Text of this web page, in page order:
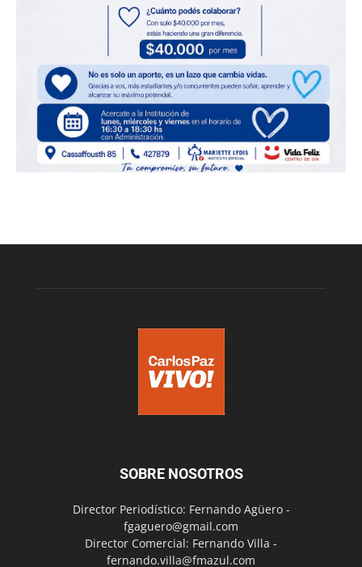
SOBRE NOSOTROS
Director Periodístico: Fernando Agüero -
fgaguero@gmail.com
Director Comercial: Fernando Villa -
fernando.villa@fmazul.com